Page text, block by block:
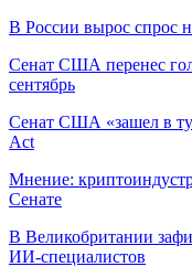
В России вырос спрос
Сенат США перенес
сентябрь
Сенат США «зашел в
Act
Мнение:
Сенате
В Великобритании
ИИ-специалистов